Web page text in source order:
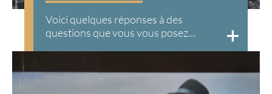
Voici quelques réponses à des
questions que vous vous posez...